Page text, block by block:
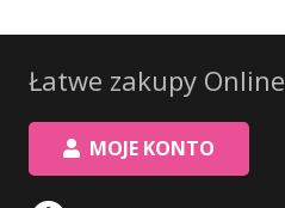
Łatwe zakupy Online
MOJE KONTO